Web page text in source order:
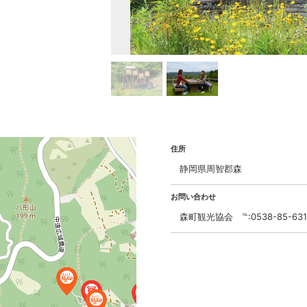
住所
静岡県周智郡森
お問い合わせ
森町観光協会 ℡:0538-85-